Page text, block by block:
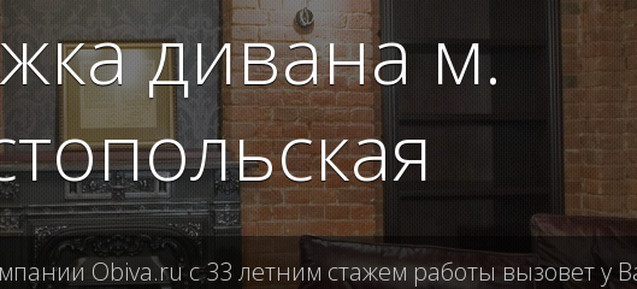
дивана м.
Obiva.ru с 33 летним стажем работы вызовет у